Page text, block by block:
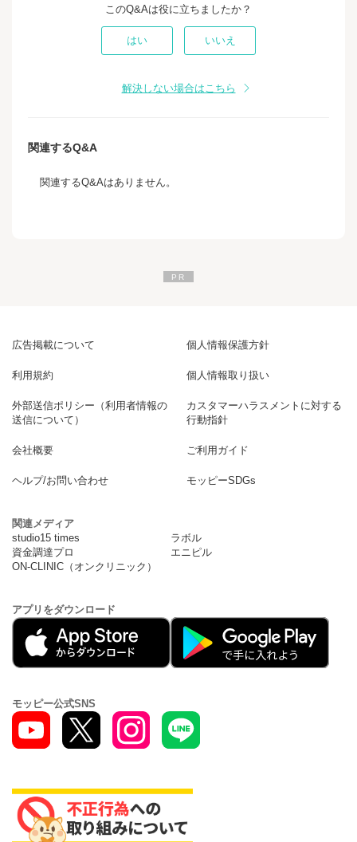
このQ&Aは役に立ちましたか？
はい いいえ
解決しない場合はこちら
関連するQ&A
関連するQ&Aはありません。
広告掲載について 個人情報保護方針
利用規約 個人情報取り扱い
外部送信ポリシー（利用者情報の
送信について）
カスタマーハラスメントに対する
行動指針
会社概要 ご利用ガイド
ヘルプ/お問い合わせ モッピーSDGs
関連メディア
studio15 times
ラボル
資金調達プロ
エニピル
ON-CLINIC（オンクリニック）
アプリをダウンロード
モッピー公式SNS